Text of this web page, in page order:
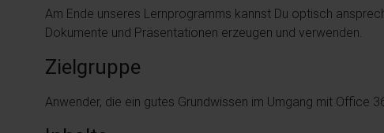
Am Ende unseres Lernprogramms kannst Du optisch
Dokumente und Präsentationen erzeugen und verwenden.
Zielgruppe
Anwender, die ein gutes Grundwissen im Umgang mit Office